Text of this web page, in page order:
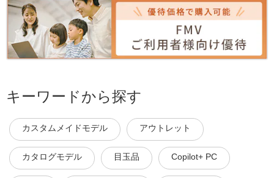
キーワードから探す
カスタムメイドモデル アウトレット
カタログモデル 目玉品 Copilot+ PC